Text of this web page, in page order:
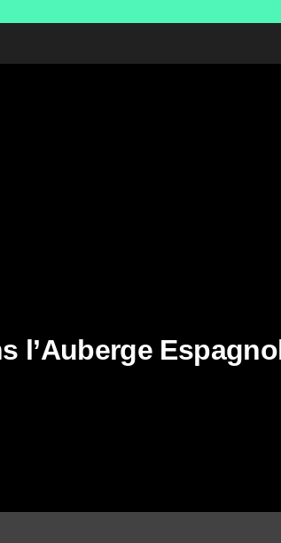
l’Auberge